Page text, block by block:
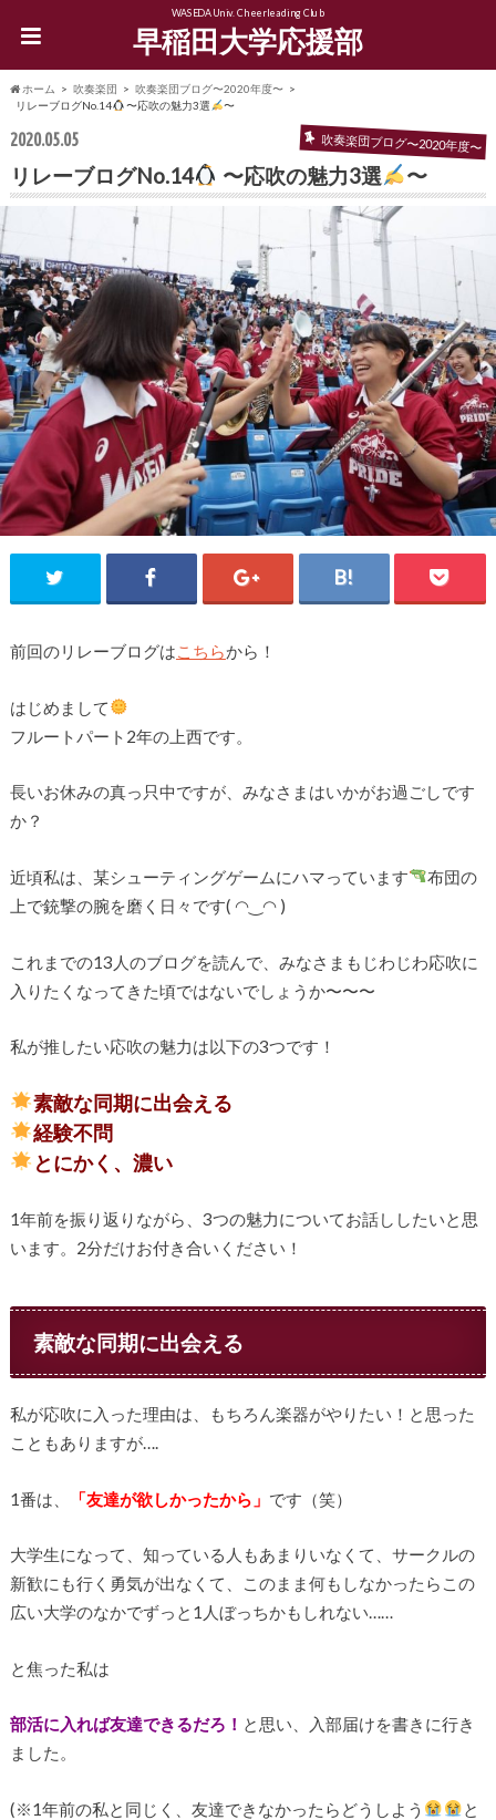
WASEDA Univ. Cheerleading Club
早稲田大学応援部
ホーム 吹奏楽団
吹奏楽団ブログ〜2020年度〜
リレーブログNo.14
〜応吹の魅力3選 〜
2020.05.05 吹奏楽団ブログ〜2020年度〜
リレーブログNo.14 〜応吹の魅力3選 〜
前回のリレーブログはこちらから！
はじめまして
フルートパート2年の上西です。
長いお休みの真っ只中ですが、みなさまはいかがお過ごしです
か？
近頃私は、某シューティングゲームにハマっています
布団の
上で銃撃の腕を磨く日々です( ◠‿◠ )
これまでの13人のブログを読んで、みなさまもじわじわ応吹に
入りたくなってきた頃ではないでしょうか〜〜〜
私が推したい応吹の魅力は以下の3つです！
素敵な同期に出会える
経験不問
とにかく、濃い
1年前を振り返りながら、3つの魅力についてお話ししたいと思
います。2分だけお付き合いください！
素敵な同期に出会える
私が応吹に入った理由は、もちろん楽器がやりたい！と思った
こともありますが….
1番は、 「友達が欲しかったから」 です（笑）
大学生になって、知っている人もあまりいなくて、サークルの
新歓にも行く勇気が出なくて、このまま何もしなかったらこの
広い大学のなかでずっと1人ぼっちかもしれない……
と焦った私は
部活に入れば友達できるだろ！ と思い、入部届けを書きに行き
ました。
(※1年前の私と同じく、友達できなかったらどうしよう
と